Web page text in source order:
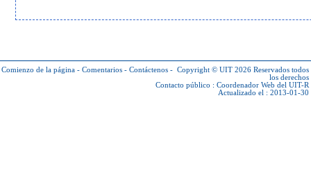
Comienzo de la página - Comentarios - Contáctenos - Copyright © UIT 2026 Reservados todos
los derechos
Contacto público : Coordenador Web del UIT-R
Actualizado el : 2013-01-30